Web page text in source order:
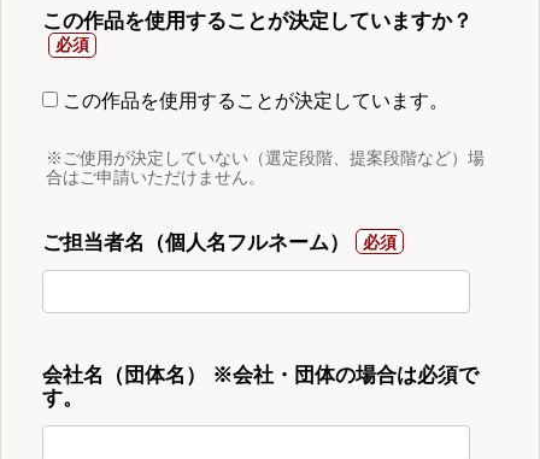
この作品を使用することが決定していますか？
この作品を使用することが決定しています。
※ご使用が決定していない（選定段階、提案段階など）場
合はご申請いただけません。
ご担当者名（個人名フルネーム）
会社名（団体名） ※会社・団体の場合は必須で
す。